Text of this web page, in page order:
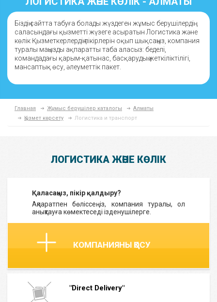
Біздің сайтта табуға болады жүздеген жұмыс берушілердің
саласындағы қызметті жүзеге асыратын Логистика және
көлік Қызметкерлердің пікірлерін оқып шықсаңыз, компания
туралы маңызды ақпаратты таба аласыз: беделі,
командадағы қарым-қатынас, басқарудың жеткіліктілігі,
мансаптық өсу, әлеуметтік пакет.
Главная Жұмыс берушілер каталогы
Алматы
Қызмет көрсету
Логистика и транспорт
ЛОГИСТИКА ЖӘНЕ КӨЛІК
Қаласаңыз, пікір қалдыру?
Ақпаратпен бөліссеңіз, компания туралы, ол
анықтауға көмектеседі ізденушілерге.
КОМПАНИЯНЫ ҚОСУ
"Direct Delivery"